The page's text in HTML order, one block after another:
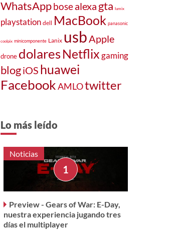
WhatsAppbosealexa gta lumix
playstation dell MacBook panasonic
coolpix minicomponente Lanix usbApple
drone dolaresNetflix gaming
blogiOS huawei
FacebookAMLOtwitter
Lo más leído
Noticias
Preview - Gears of War: E-Day,
nuestra experiencia jugando tres
días el multiplayer